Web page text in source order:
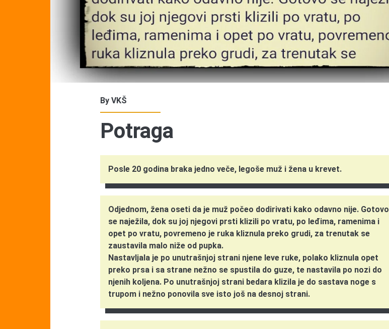
ByVKŠ
Potraga
Posle 20 godina braka jedno veče, legoše muž i žena u krevet.
Odjednom, žena oseti da je muž počeo dodirivati kako odavno nije. Gotovo
se naježila, dok su joj njegovi prsti klizili po vratu, po leđima, ramenima i
opet po vratu, povremeno je ruka kliznula preko grudi, za trenutak se
zaustavila malo niže od pupka.
Nastavljala je po unutrašnjoj strani njene leve ruke, polako kliznula opet
preko prsa i sa strane nežno se spustila do guze, te nastavila po nozi do
njenih koljena. Po unutrašnjoj strani bedara klizila je do sastava noge s
trupom i nežno ponovila sve isto još na desnoj strani.